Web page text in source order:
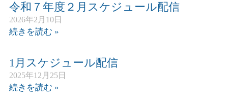
令和７年度２月スケジュール配信
2026年2月10日
続きを読む »
1月スケジュール配信
2025年12月25日
続きを読む »